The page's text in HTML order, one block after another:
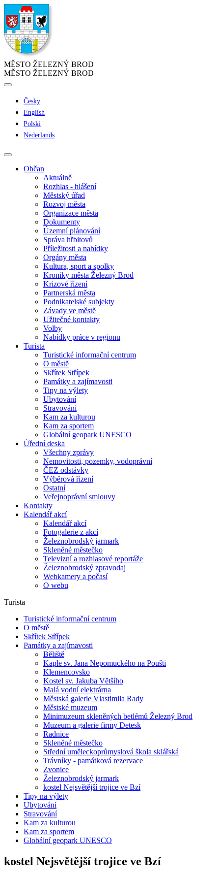
MĚSTO ŽELEZNÝ BROD
MĚSTO ŽELEZNÝ BROD
Česky
English
Polski
Nederlands
Občan
Aktuálně
Rozhlas - hlášení
Městský úřad
Rozvoj města
Organizace města
Dokumenty
Územní plánování
Správa hřbitovů
Příležitosti a nabídky
Orgány města
Kultura, sport a spolky
Kroniky města Železný Brod
Krizové řízení
Partnerská města
Podnikatelské subjekty
Závady ve městě
Užitečné kontakty
Volby
Nabídky práce v regionu
Turista
Turistické informační centrum
O městě
Skřítek Střípek
Památky a zajímavosti
Tipy na výlety
Ubytování
Stravování
Kam za kulturou
Kam za sportem
Globální geopark UNESCO
Úřední deska
Všechny zprávy
Nemovitosti, pozemky, vodoprávní
ČEZ odstávky
Výběrová řízení
Ostatní
Veřejnoprávní smlouvy
Kontakty
Kalendář akcí
Kalendář akcí
Fotogalerie z akcí
Železnobrodský jarmark
Skleněné městečko
Televizní a rozhlasové reportáže
Železnobrodský zpravodaj
Webkamery a počasí
O webu
Turista
Turistické informační centrum
O městě
Skřítek Střípek
Památky a zajímavosti
Běliště
Kaple sv. Jana Nepomuckého na Poušti
Klemencovsko
Kostel sv. Jakuba Většího
Malá vodní elektrárna
Městská galerie Vlastimila Rady
Městské muzeum
Minimuzeum skleněných betlémů Železný Brod
Muzeum a galerie firmy Detesk
Radnice
Skleněné městečko
Střední uměleckoprůmyslová škola sklářská
Trávníky - památková rezervace
Zvonice
Železnobrodský jarmark
kostel Nejsvětější trojice ve Bzí
Tipy na výlety
Ubytování
Stravování
Kam za kulturou
Kam za sportem
Globální geopark UNESCO
kostel Nejsvětější trojice ve Bzí